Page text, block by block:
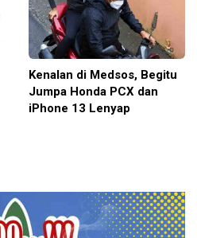
Kenalan di Medsos, Begitu
Jumpa Honda PCX dan
iPhone 13 Lenyap